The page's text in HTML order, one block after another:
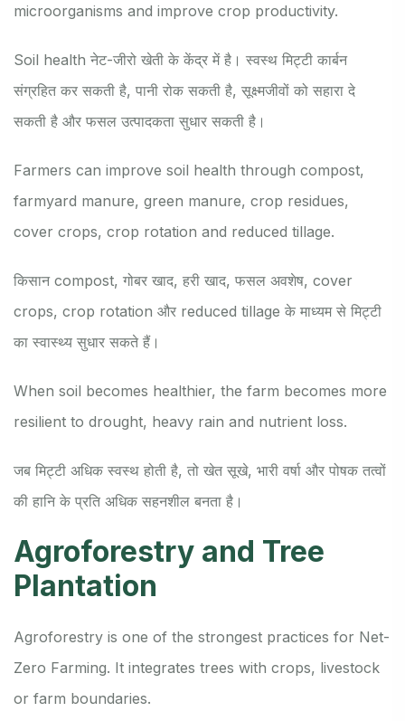
microorganisms and improve crop productivity.
Soil health नेट-जीरो खेती के केंद्र में है। स्वस्थ मिट्टी कार्बन
संग्रहित कर सकती है, पानी रोक सकती है, सूक्ष्मजीवों को सहारा दे
सकती है और फसल उत्पादकता सुधार सकती है।
Farmers can improve soil health through compost,
farmyard manure, green manure, crop residues,
cover crops, crop rotation and reduced tillage.
किसान compost, गोबर खाद, हरी खाद, फसल अवशेष, cover
crops, crop rotation और reduced tillage के माध्यम से मिट्टी
का स्वास्थ्य सुधार सकते हैं।
When soil becomes healthier, the farm becomes more
resilient to drought, heavy rain and nutrient loss.
जब मिट्टी अधिक स्वस्थ होती है, तो खेत सूखे, भारी वर्षा और पोषक तत्वों
की हानि के प्रति अधिक सहनशील बनता है।
Agroforestry and Tree
Plantation
Agroforestry is one of the strongest practices for Net-
Zero Farming. It integrates trees with crops, livestock
or farm boundaries.